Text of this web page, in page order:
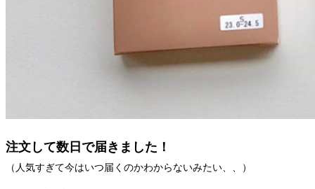
注文して数日で届きました！
（人気すぎて今はいつ届くのかわからないみたい、、）